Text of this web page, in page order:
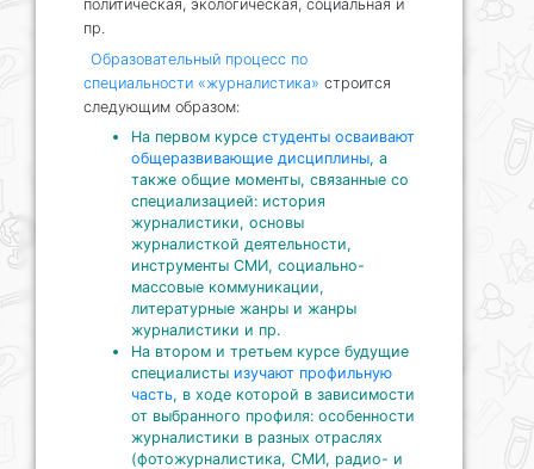
политическая, экологическая, социальная и
пр.
Образовательный процесс по
специальности «журналистика» строится
следующим образом:
На первом курсе студенты осваивают
общеразвивающие дисциплины, а
также общие моменты, связанные со
специализацией: история
журналистики, основы
журналисткой деятельности,
инструменты СМИ, социально-
массовые коммуникации,
литературные жанры и жанры
журналистики и пр.
На втором и третьем курсе будущие
специалисты изучают профильную
часть, в ходе которой в зависимости
от выбранного профиля: особенности
журналистики в разных отраслях
(фотожурналистика, СМИ, радио- и